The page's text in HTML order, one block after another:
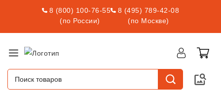
8 (800) 100-76-55
(по России)
8 (495) 789-42-08
(по Москве)